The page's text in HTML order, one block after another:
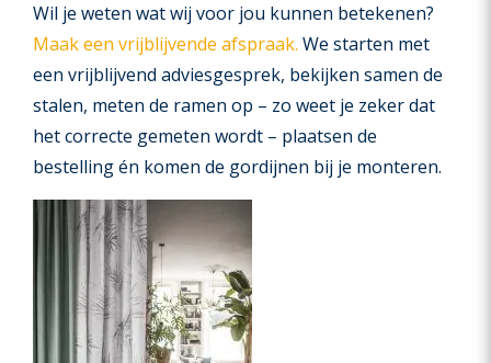
Wil je weten wat wij voor jou kunnen betekenen?
Maak een vrijblijvende afspraak. We starten met
een vrijblijvend adviesgesprek, bekijken samen de
stalen, meten de ramen op – zo weet je zeker dat
het correcte gemeten wordt – plaatsen de
bestelling én komen de gordijnen bij je monteren.